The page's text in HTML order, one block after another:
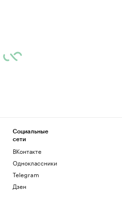
Социальные
сети
ВКонтакте
Одноклассники
Telegram
Дзен